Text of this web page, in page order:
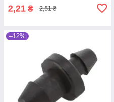
2,21 ₴ 2,51 ₴
–12%